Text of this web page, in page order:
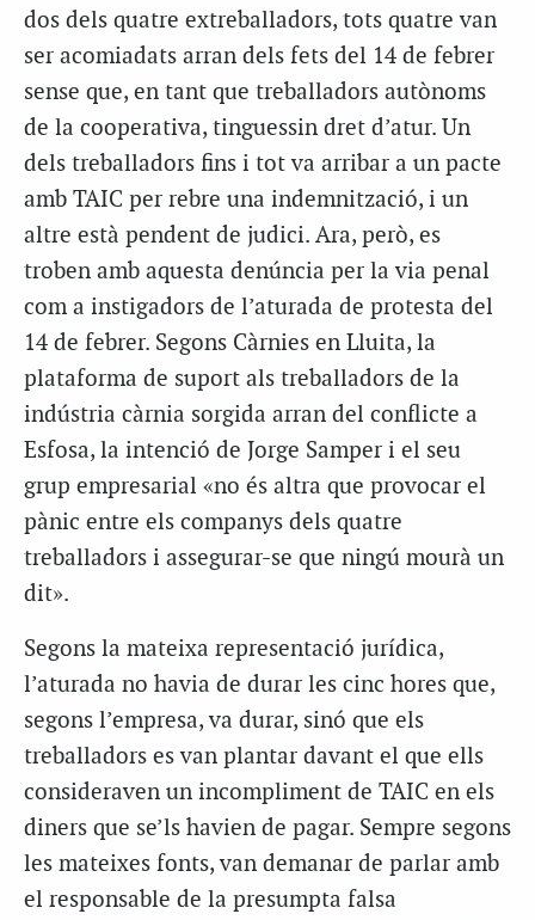
dos dels quatre extreballadors, tots quatre van
ser acomiadats arran dels fets del 14 de febrer
sense que, en tant que treballadors autònoms
de la cooperativa, tinguessin dret d’atur. Un
dels treballadors fins i tot va arribar a un pacte
amb TAIC per rebre una indemnització, i un
altre està pendent de judici. Ara, però, es
troben amb aquesta denúncia per la via penal
com a instigadors de l’aturada de protesta del
14 de febrer. Segons Càrnies en Lluita, la
plataforma de suport als treballadors de la
indústria càrnia sorgida arran del conflicte a
Esfosa, la intenció de Jorge Samper i el seu
grup empresarial «no és altra que provocar el
pànic entre els companys dels quatre
treballadors i assegurar-se que ningú mourà un
dit».
Segons la mateixa representació jurídica,
l’aturada no havia de durar les cinc hores que,
segons l’empresa, va durar, sinó que els
treballadors es van plantar davant el que ells
consideraven un incompliment de TAIC en els
diners que se’ls havien de pagar. Sempre segons
les mateixes fonts, van demanar de parlar amb
el responsable de la presumpta falsa